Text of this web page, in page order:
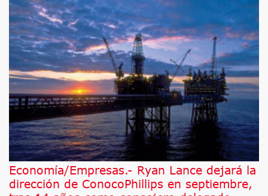
Economía/Empresas.- Ryan Lance dejará la
dirección de ConocoPhillips en septiembre,